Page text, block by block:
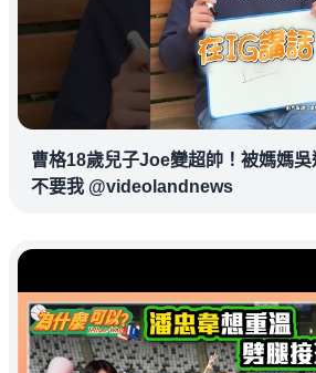
曹格18歲兒子Joe變超帥！被媽媽
不要我 @videolandnews